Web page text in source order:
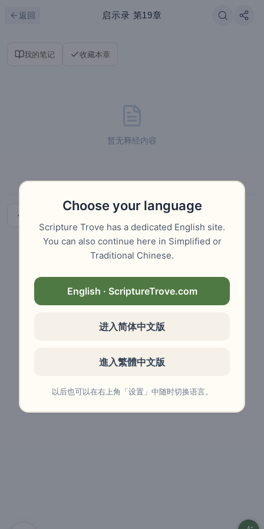
返回 启示录 第19章
我的笔记 收藏本章
暂无释经内容
Choose your language
Scripture Trove has a dedicated English site.
You can also continue here in Simplified or
Traditional Chinese.
English · ScriptureTrove.com
进入简体中文版
進入繁體中文版
以后也可以在右上角「设置」中随时切换语言。